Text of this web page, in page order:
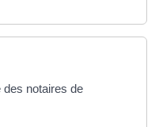
des notaires de
un nouvel onglet)